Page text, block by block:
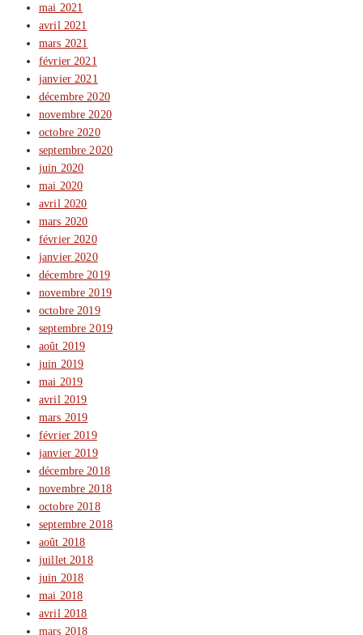
mai 2021
avril 2021
mars 2021
février 2021
janvier 2021
décembre 2020
novembre 2020
octobre 2020
septembre 2020
juin 2020
mai 2020
avril 2020
mars 2020
février 2020
janvier 2020
décembre 2019
novembre 2019
octobre 2019
septembre 2019
août 2019
juin 2019
mai 2019
avril 2019
mars 2019
février 2019
janvier 2019
décembre 2018
novembre 2018
octobre 2018
septembre 2018
août 2018
juillet 2018
juin 2018
mai 2018
avril 2018
mars 2018